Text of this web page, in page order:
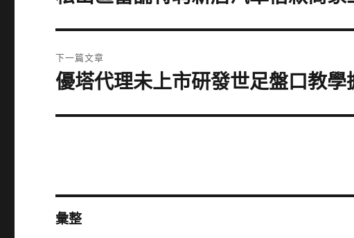
篇
文
章:
下一篇文章
下
篇
優塔代理未上市研發世足盤口教
彙整